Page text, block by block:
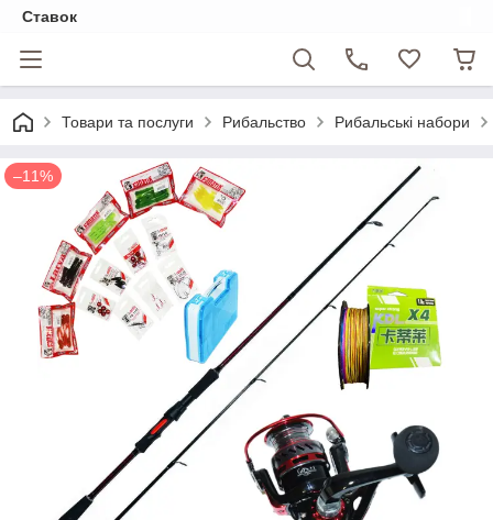
Ставок
Товари та послуги Рибальство Рибальські набори
–11%